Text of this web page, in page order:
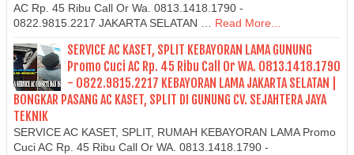
AC Rp. 45 Ribu Call Or Wa. 0813.1418.1790 -
0822.9815.2217 JAKARTA SELATAN …
Read More...
SERVICE AC KASET, SPLIT KEBAYORAN LAMA GUNUNG
Promo Cuci AC Rp. 45 Ribu Call Or WA. 0813.1418.1790
- 0822.9815.2217 KEBAYORAN LAMA JAKARTA SELATAN |
BONGKAR PASANG AC KASET, SPLIT DI GUNUNG CV. SEJAHTERA JAYA
TEKNIK
SERVICE AC KASET, SPLIT, RUMAH KEBAYORAN LAMA Promo
Cuci AC Rp. 45 Ribu Call Or WA. 0813.1418.1790 -